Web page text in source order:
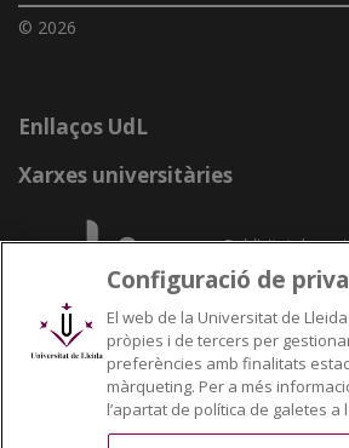
© 2026
Enllaços UdL
Xarxes universitàries
Configuració de
El web de la Universitat de
pròpies i de tercers per
preferències amb finalitats
màrqueting. Per a més
l’apartat de política de galetes a l'